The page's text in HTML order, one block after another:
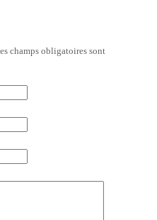
champs obligatoires sont